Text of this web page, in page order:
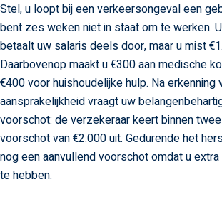
Stel, u loopt bij een verkeersongeval een
bent zes weken niet in staat om te werken.
betaalt uw salaris deels door, maar u mist
Daarbovenop maakt u €300 aan medische
€400 voor huishoudelijke hulp. Na erkenning
aansprakelijkheid vraagt uw
voorschot: de verzekeraar keert binnen
voorschot van €2.000 uit. Gedurende het
nog een aanvullend voorschot omdat u
te hebben.